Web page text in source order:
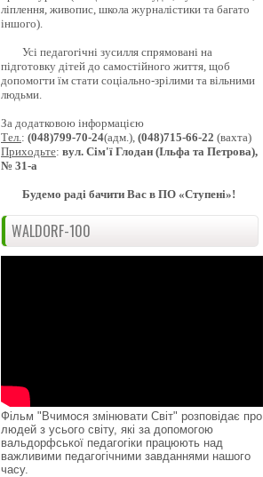
ліплення, живопис, школа журналістики та багато
іншого).
Усі педагогічні зусилля спрямовані на
підготовку дітей до самостійного життя, щоб
допомогти їм стати соціально-зрілими та вільними
людьми.
За додатковою інформацією
Тел. : (048)799-70-24(адм.), (048)715-66-22 (вахта)
Приходьте: вул. Сім'ї Глодан (Ільфа та Петрова),
№ 31-а
Будемо раді бачити Вас в ПО «Ступені»!
WALDORF-100
Фільм "Вчимося змінювати Світ" розповідає про
людей з усього світу, які за допомогою
вальдорфської педагогіки працюють над
важливими педагогічними завданнями нашого
часу.